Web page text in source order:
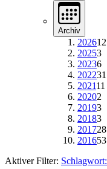
Archiv
202612
20253
20236
202231
202111
20202
20193
20183
201728
201653
Aktiver Filter: Schlagwort: